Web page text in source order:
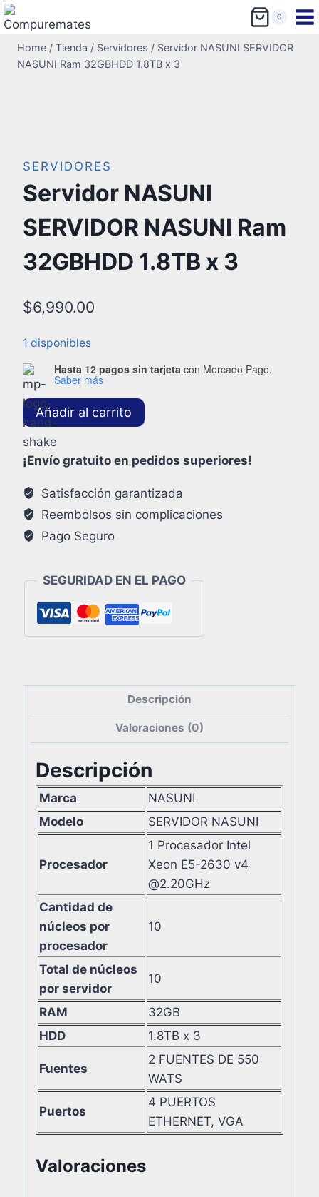
0
Home / Tienda / Servidores / Servidor NASUNI SERVIDOR
NASUNI Ram 32GBHDD 1.8TB x 3
SERVIDORES
Servidor NASUNI
SERVIDOR NASUNI Ram
32GBHDD 1.8TB x 3
$6,990.00
1 disponibles
Hasta 12 pagos sin tarjeta con Mercado Pago.
Saber más
Añadir al carrito
¡Envío gratuito en pedidos superiores!
Satisfacción garantizada
Reembolsos sin complicaciones
Pago Seguro
SEGURIDAD EN EL PAGO
Descripción
Valoraciones (0)
Descripción
Marca
NASUNI
Modelo
SERVIDOR NASUNI
Procesador
1 Procesador Intel
Xeon E5-2630 v4
@2.20GHz
Cantidad de
núcleos por
procesador
10
Total de núcleos
por servidor
10
RAM
32GB
HDD
1.8TB x 3
Fuentes
2 FUENTES DE 550
WATS
Puertos
4 PUERTOS
ETHERNET, VGA
Valoraciones